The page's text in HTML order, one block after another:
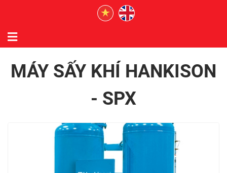
MÁY SẤY KHÍ HANKISON
- SPX